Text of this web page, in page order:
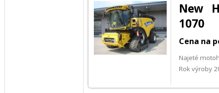
New
1070
Cena na
Najeté
Rok výroby